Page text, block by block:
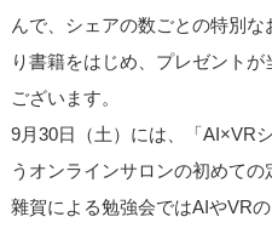
んで、シェアの数ごとの特別
り書籍をはじめ、プレゼント
ございます。
9月30日（土）には、「AI×VR
うオンラインサロンの初めての
雜賀による勉強会ではAIやVR